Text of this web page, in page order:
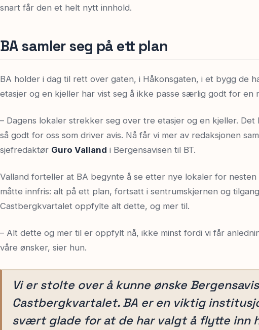
snart får den et helt nytt innhold.
BA samler seg på ett plan
BA holder i dag til rett over gaten, i Håkonsgaten, i et bygg de
etasjer og en kjeller har vist seg å ikke passe særlig godt for en
– Dagens lokaler strekker seg over tre etasjer og en kjeller. Det
så godt for oss som driver avis. Nå får vi mer av redaksjonen
sjefredaktør Guro Valland i Bergensavisen til BT.
Valland forteller at BA begynte å se etter nye lokaler for
måtte innfris: alt på ett plan, fortsatt i sentrumskjernen og
Castbergkvartalet oppfylte alt dette, og mer til.
– Alt dette og mer til er oppfylt nå, ikke minst fordi vi får
våre ønsker, sier hun.
Vi er stolte over å kunne ønske
Castbergkvartalet. BA er en viktig
svært glade for at de har valgt å flytte inn